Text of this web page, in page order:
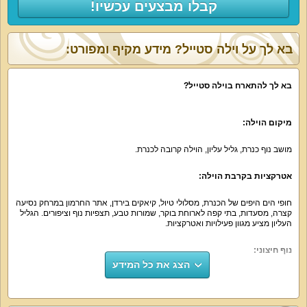
קבלו מבצעים עכשיו!
בא לך על וילה סטייל? מידע מקיף ומפורט:
בא לך להתארח בוילה סטייל?
מיקום הוילה:
מושב נוף כנרת, גליל עליון, הוילה קרובה לכנרת.
אטרקציות בקרבת הוילה:
חופי הים היפים של הכנרת, מסלולי טיול, קיאקים בירדן, אתר החרמון במרחק נסיעה
קצרה, מסעדות, בתי קפה לארוחת בוקר, שמורות טבע, תצפיות נוף וציפורים. הגליל
העליון מציע מגוון פעילויות ואטרקציות.
נוף חיצוני:
חופי הכנרת היפים והרי החרמון, נוף מדהים.
על קצה המזלג:
הצג את כל המידע